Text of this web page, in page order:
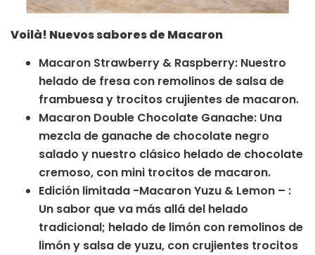
Voilà! Nuevos sabores de Macaron
Macaron Strawberry & Raspberry: Nuestro
helado de fresa con remolinos de salsa de
frambuesa y trocitos crujientes de macaron.
Macaron Double Chocolate Ganache: Una
mezcla de ganache de chocolate negro
salado y nuestro clásico helado de chocolate
cremoso, con mini trocitos de macaron.
Edición limitada -Macaron Yuzu & Lemon – :
Un sabor que va más allá del helado
tradicional; helado de limón con remolinos de
limón y salsa de yuzu, con crujientes trocitos